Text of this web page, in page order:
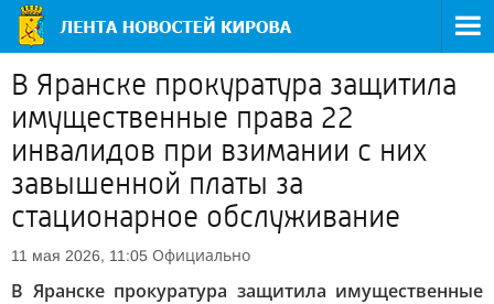
В Яранске прокуратура защитила
имущественные права 22
инвалидов при взимании с них
завышенной платы за
стационарное обслуживание
11 мая 2026, 11:05 Официально
В Яранске прокуратура защитила имущественные